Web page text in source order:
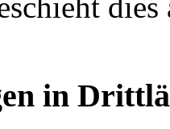
in